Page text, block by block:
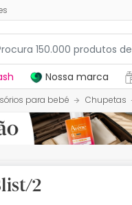
Nossa marca
para bebé Chupetas
2